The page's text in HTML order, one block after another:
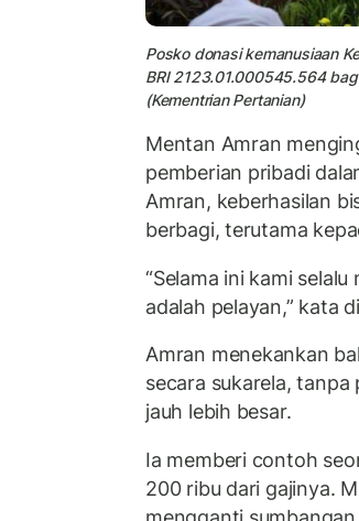
Posko donasi kemanusiaan
BRI 2123.01.000545.564
(Kementrian Pertanian)
Mentan Amran
pemberian pribadi
Amran, keberhasilan
berbagi, terutama
“Selama ini kami
adalah pelayan,” kata
Amran menekankan
secara sukarela, tanpa
jauh lebih besar.
Ia memberi contoh
200 ribu dari gajinya.